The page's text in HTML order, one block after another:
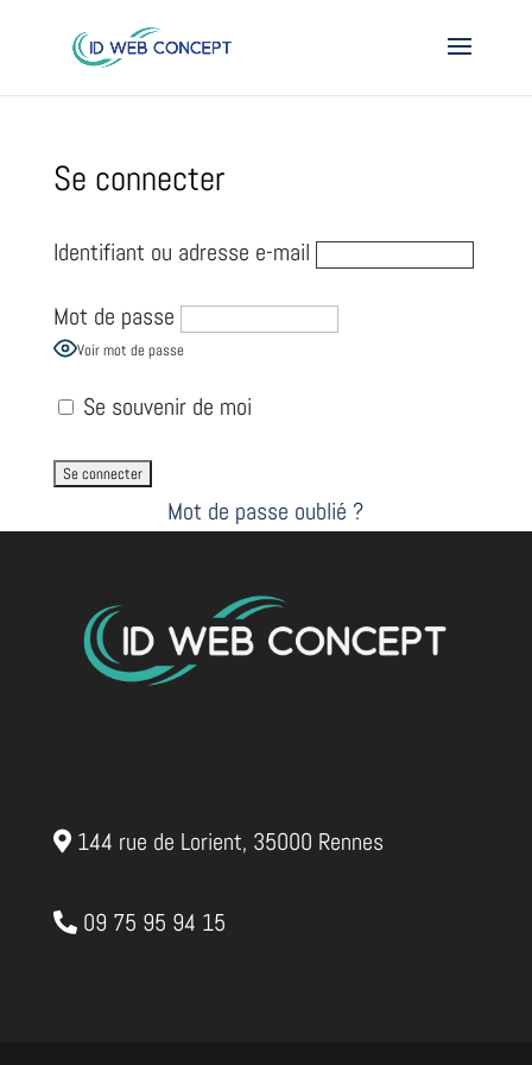
Se connecter
Identifiant ou adresse e-mail
Mot de passe
Voir mot de passe
Se souvenir de moi
Mot de passe oublié ?
144 rue de Lorient, 35000 Rennes
09 75 95 94 15